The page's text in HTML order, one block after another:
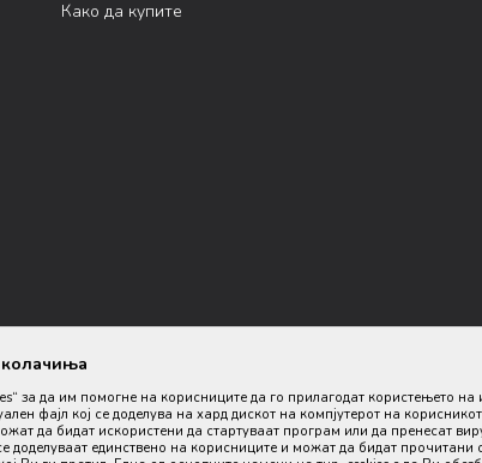
Како да купите
за да им помогне на корисниците да го прилагодат користењето на
фајл кој се доделува на хард дискот на компјутерот на
да бидат искористени да стартуваат програм или да пренесат
доделуваат единствено на корисниците и можат да бидат прочитани